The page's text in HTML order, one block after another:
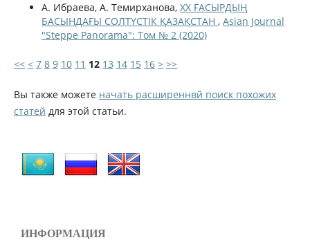
А. Ибраева, А. Темирханова, ХХ ҒАСЫРДЫҢ
БАСЫНДАҒЫ СОЛТҮСТІК ҚАЗАҚСТАН , Asian Journal
"Steppe Panorama": Том № 2 (2020)
<< < 7 8 9 10 11 12 13 14 15 16 > >>
Вы также можете начать расширеннвй поиск похожих
статей для этой статьи.
ИНФОРМАЦИЯ